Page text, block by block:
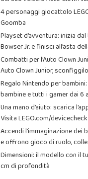
4 personaggi giocattolo
Goomba
Playset d’avventura: inizia
Bowser Jr. e finisci all’asta
Combatti per l’Auto Clown
Auto Clown Junior,
Regalo Nintendo per
bambine e tutti i gamer dai 6
Una mano d’aiuto: scarica
Visita LEGO.com/
Accendi l’immaginazione
e offrono gioco di ruolo,
Dimensioni: il modello con il
cm di profondità